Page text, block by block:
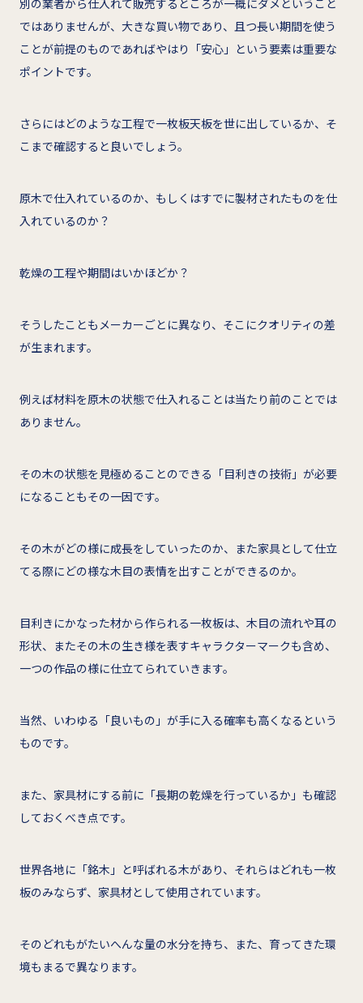
ではありませんが、大きな買い物であり、且つ長い期間を使う
ことが前提のものであればやはり「安心」という要素は重要な
ポイントです。
さらにはどのような工程で一枚板天板を世に出しているか、そ
こまで確認すると良いでしょう。
原木で仕入れているのか、もしくはすでに製材されたものを仕
入れているのか？
乾燥の工程や期間はいかほどか？
そうしたこともメーカーごとに異なり、そこにクオリティの差
が生まれます。
例えば材料を原木の状態で仕入れることは当たり前のことでは
ありません。
その木の状態を見極めることのできる「目利きの技術」が必要
になることもその一因です。
その木がどの様に成長をしていったのか、また家具として仕立
てる際にどの様な木目の表情を出すことができるのか。
目利きにかなった材から作られる一枚板は、木目の流れや耳の
形状、またその木の生き様を表すキャラクターマークも含め、
一つの作品の様に仕立てられていきます。
当然、いわゆる「良いもの」が手に入る確率も高くなるという
ものです。
また、家具材にする前に「長期の乾燥を行っているか」も確認
しておくべき点です。
世界各地に「銘木」と呼ばれる木があり、それらはどれも一枚
板のみならず、家具材として使用されています。
そのどれもがたいへんな量の水分を持ち、また、育ってきた環
境もまるで異なります。